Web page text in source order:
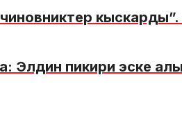
чиновниктер
Элдин пикири эске